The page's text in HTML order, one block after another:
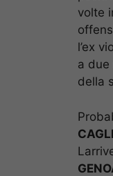
volte
l’ex
a due
della